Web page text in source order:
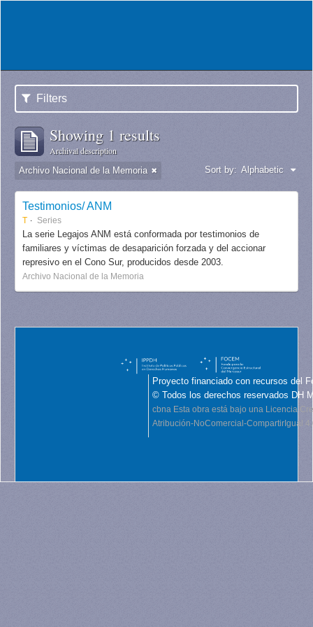
Filters
Showing 1 results
Archival description
Archivo Nacional de la Memoria Sort by: Alphabetic
Testimonios/ ANM
T Series
La serie Legajos ANM está conformada por testimonios de
familiares y víctimas de desaparición forzada y del accionar
represivo en el Cono Sur, producidos desde 2003.
Archivo Nacional de la Memoria
Proyecto financiado con recursos del
© Todos los derechos reservados DH
cbna Esta obra está bajo una Licencia
Atribución-NoComercial-CompartirIgual